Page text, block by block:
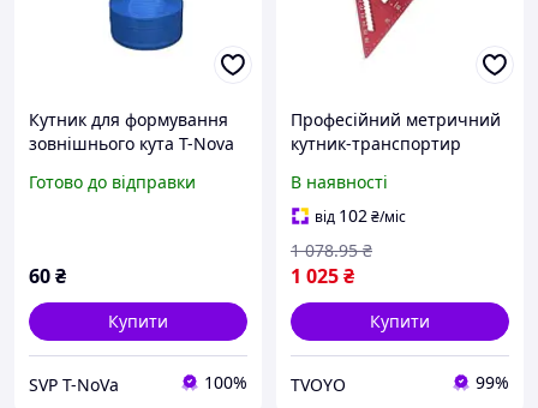
Кутник для формування
зовнішнього кута T-Nova
для ідеальних кутів 90°
Готово до відправки
60₴
Купити
SVP T-NoVa 100%
Професійний метричний
кутник-транспортир
В наявності
від 102₴/міс
1 025₴
1 078.95 ₴
Купити
TVOYO 99%